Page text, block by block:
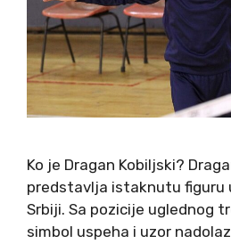
Ko je Dragan Kobiljski?
predstavlja istaknutu figuru
Srbiji. Sa pozicije uglednog
simbol uspeha i uzor